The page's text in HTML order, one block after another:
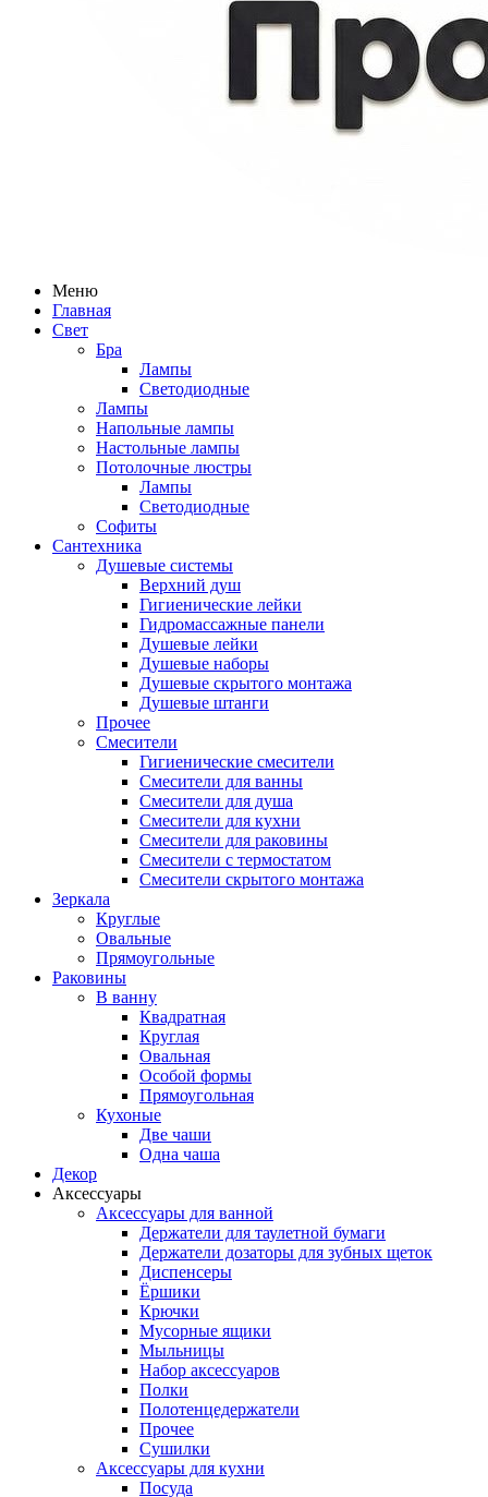
Меню
Главная
Свет
Бра
Лампы
Светодиодные
Лампы
Напольные лампы
Настольные лампы
Потолочные люстры
Лампы
Светодиодные
Софиты
Сантехника
Душевые системы
Верхний душ
Гигиенические лейки
Гидромассажные панели
Душевые лейки
Душевые наборы
Душевые скрытого монтажа
Душевые штанги
Прочее
Смесители
Гигиенические смесители
Смесители для ванны
Смесители для душа
Смесители для кухни
Смесители для раковины
Смесители с термостатом
Смесители скрытого монтажа
Зеркала
Круглые
Овальные
Прямоугольные
Раковины
В ванну
Квадратная
Круглая
Овальная
Особой формы
Прямоугольная
Кухоные
Две чаши
Одна чаша
Декор
Аксессуары
Аксессуары для ванной
Держатели для таулетной бумаги
Держатели дозаторы для зубных щеток
Диспенсеры
Ёршики
Крючки
Мусорные ящики
Мыльницы
Набор аксессуаров
Полки
Полотенцедержатели
Прочее
Сушилки
Аксессуары для кухни
Посуда